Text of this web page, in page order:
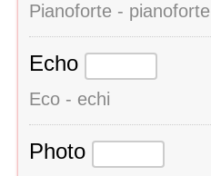
Pianoforte - pianoforte
Echo
Eco - echi
Photo